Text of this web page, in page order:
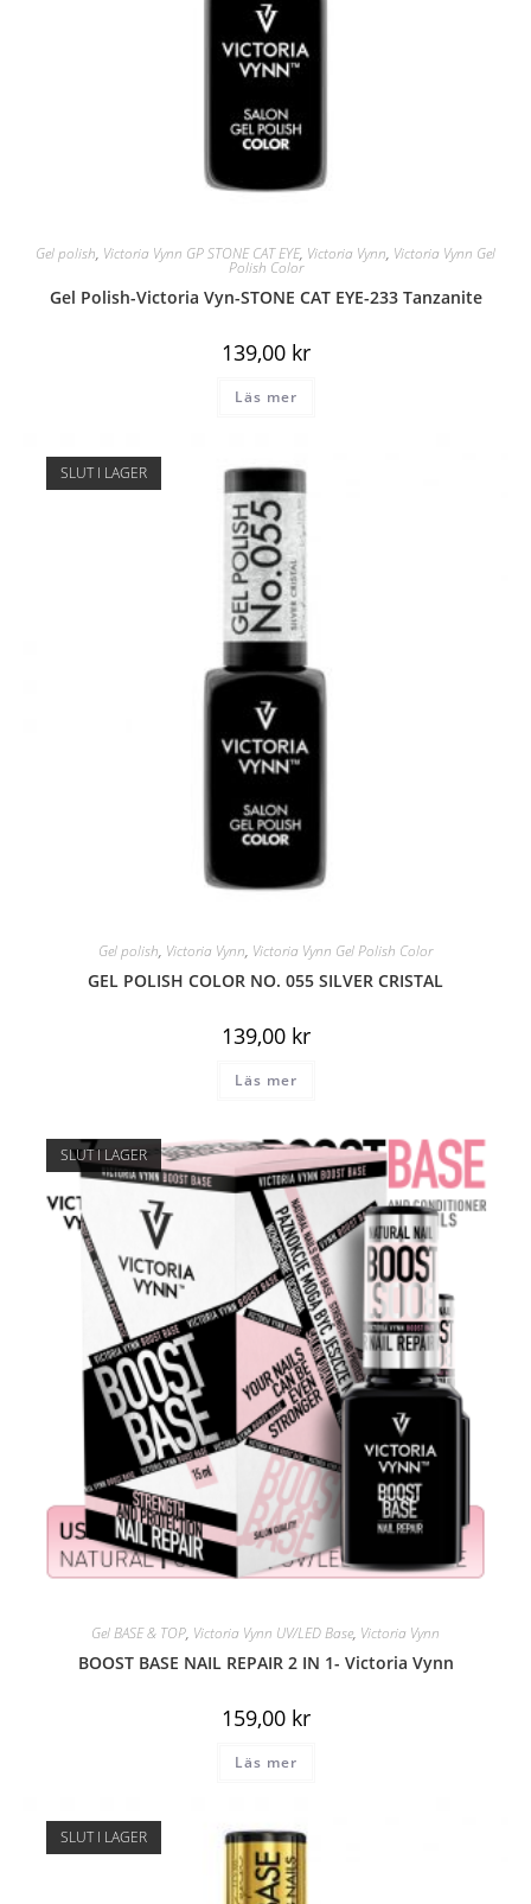
Gel polish, Victoria Vynn GP STONE CAT EYE, Victoria Vynn, Victoria Vynn Gel
Polish Color
Gel Polish-Victoria Vyn-STONE CAT EYE-233 Tanzanite
139,00 kr
Läs mer
SLUT I LAGER
Gel polish, Victoria Vynn, Victoria Vynn Gel Polish Color
GEL POLISH COLOR NO. 055 SILVER CRISTAL
139,00 kr
Läs mer
SLUT I LAGER
Gel BASE & TOP, Victoria Vynn UV/LED Base, Victoria Vynn
BOOST BASE NAIL REPAIR 2 IN 1- Victoria Vynn
159,00 kr
Läs mer
SLUT I LAGER